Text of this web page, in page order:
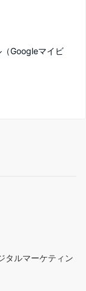
Googleマイビ
タルマーケティン